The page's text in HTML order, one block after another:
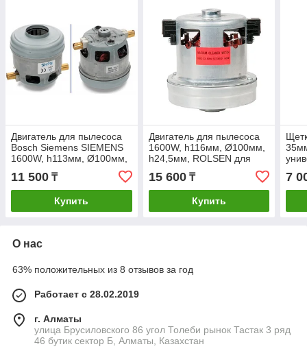
Двигатель для пылесоса
Bosch Siemens SIEMENS
1600W, h113мм, Ø100мм,
h28мм, 650525
11 500 ₸
Купить
Двигатель для пылесоса
1600W, h116мм, Ø100мм,
h24,5мм, ROLSEN для
сухой уборки
15 600₸
Купить
7
О нас
63% положительных из 8 отзывов за год
Работает с 28.02.2019
г. Алматы
улица Брусиловского 86 угол Толеби рынок Тастак 3 ряд
46 бутик сектор Б, Алматы, Казахстан